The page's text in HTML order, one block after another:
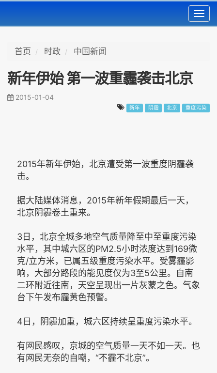
首页 时政 中国新闻
新年伊始 第一波重霾袭击北京
2015-01-04
新年 阴霾 北京 重度污染
2015年新年伊始，北京遭受第一波重度阴霾袭
击。
据大陆媒体消息，2015年新年假期最后一天，
北京阴霾卷土重来。
3日，北京全城多地空气质量降至中至重度污染
水平，其中城六区的PM2.5小时浓度达到169微
克/立方米，已属五级重度污染水平。受雾霾影
响，大部分路段的能见度仅为3至5公里。自南
二环附近往南，天空呈现出一片灰蒙之色。气象
台下午发布霾黄色预警。
4日，阴霾加重，城六区持续呈重度污染水平。
有网民感叹，京城的空气质量一天不如一天。也
有网民无奈的自嘲，“不霾不北京”。